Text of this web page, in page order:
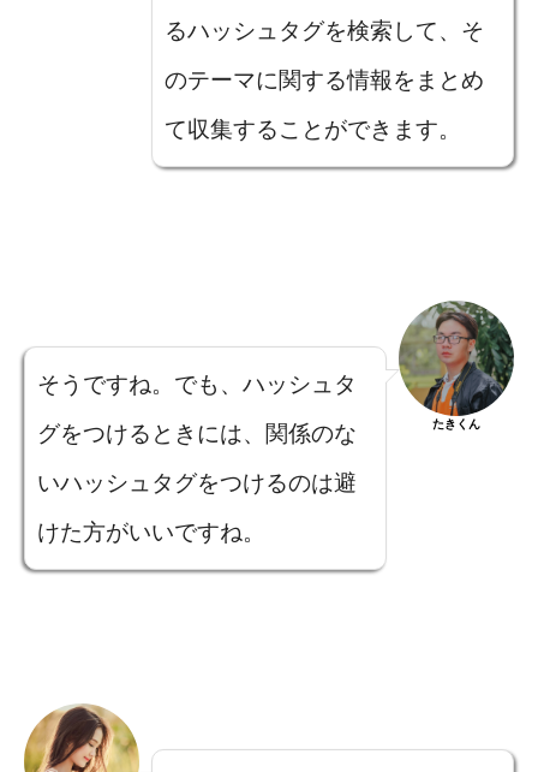
るハッシュタグを検索して、そ
のテーマに関する情報をまとめ
て収集することができます。
そうですね。でも、ハッシュタ
グをつけるときには、関係のな
いハッシュタグをつけるのは避
けた方がいいですね。
たきくん